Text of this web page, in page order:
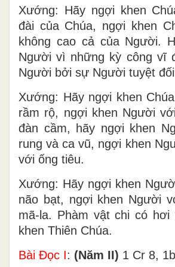
Xướng: Hãy ngợi khen
đài của Chúa, ngợi khen
không cao cả của Người.
Người vì những kỳ công vĩ
Người bởi sự Người tuyệt
Xướng: Hãy ngợi khen
rầm rộ, ngợi khen Người
đàn cầm, hãy ngợi khen
rung và ca vũ, ngợi khen
với ống tiêu.
Xướng: Hãy ngợi khen
não bạt, ngợi khen Người
mã-la. Phàm vật chi có
khen Thiên Chúa.
Bài Ðọc I: (Năm II) 1 Cr 8,